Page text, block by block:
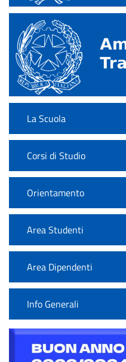
La Scuola
Corsi di Studio
Orientamento
Area Studenti
Area Dipendenti
Info Generali